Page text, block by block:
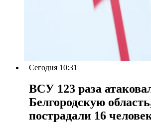
Сегодня 10:31
ВСУ 123 раза
Белгородскую
пострадали 16